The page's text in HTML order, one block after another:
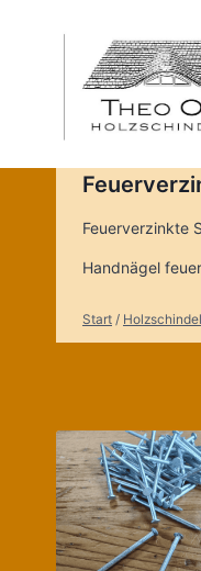
Feuerverzinkte
Handnägel
Start /